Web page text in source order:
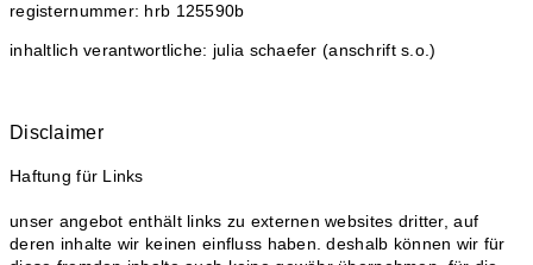
registernummer: hrb 125590b
inhaltlich verantwortliche: julia schaefer (anschrift s.o.)
Disclaimer
Haftung für Links
unser angebot enthält links zu externen websites dritter, auf
deren inhalte wir keinen einfluss haben. deshalb können wir für